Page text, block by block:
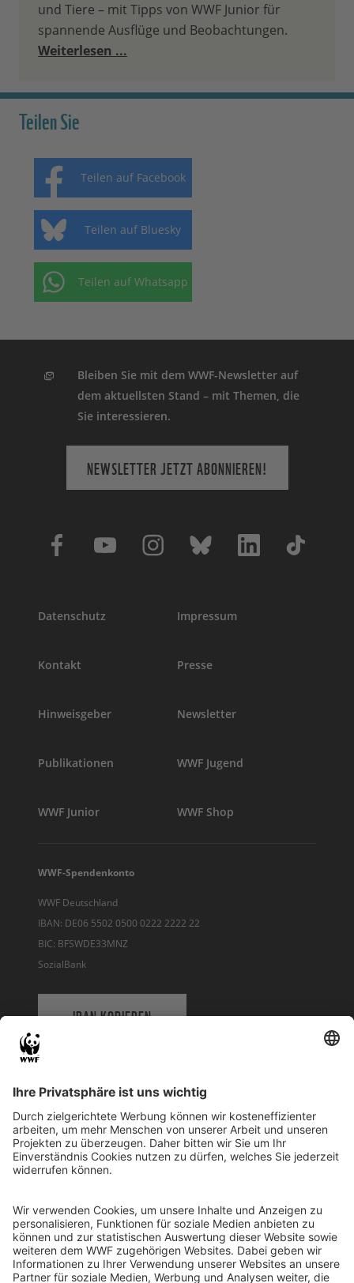
und Tiere – mit Tipps von WWF Junior für
spannende Ausflüge und Beobachtungen.
Weiterlesen ...
Teilen Sie
Teilen auf Facebook
Teilen auf Bluesky
Teilen auf Whatsapp
Bleiben Sie mit dem WWF-Newsletter auf
dem aktuellsten Stand – mit Themen, die
Sie interessieren.
NEWSLETTER JETZT ABONNIEREN!
Datenschutz Impressum
Kontakt Presse
Hinweisgeber Newsletter
Publikationen WWF Jugend
WWF Junior WWF Shop
WWF-Spendenkonto
WWF Deutschland
IBAN: DE06 5502 0500 0222 2222 22
BIC: BFSWDE33MNZ
SozialBank
IBAN KOPIEREN
WWF Deutschland
Reinhardtstr. 18
10117 Berlin
Ihre Spende kann steuerlich geltend gemacht werden
Registriert als Stiftung WWF Deutschland, Senatsverwaltung für
Justiz Berlin, Az: 3416/976/2